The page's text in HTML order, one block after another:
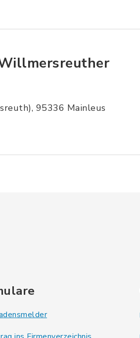
95336 Mainleus